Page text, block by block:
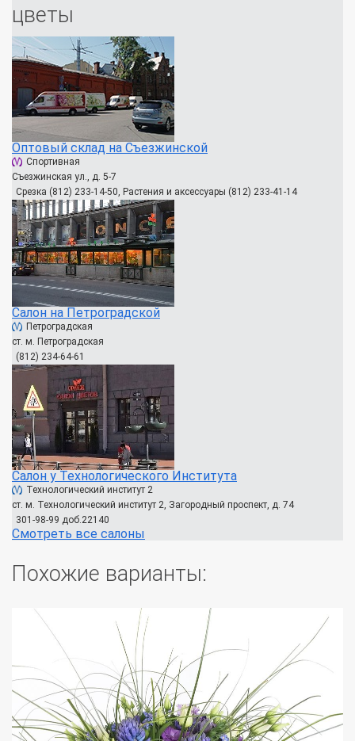
цветы
Оптовый склад на Съезжинской
Спортивная
Съезжинская ул., д. 5-7
Срезка (812) 233-14-50, Растения и аксессуары (812) 233-41-14
Салон на Петроградской
Петроградская
ст. м. Петроградская
(812) 234-64-61
Салон у Технологического Института
Технологический институт 2
ст. м. Технологический институт 2, Загородный проспект, д. 74
301-98-99 доб.22140
Смотреть все салоны
Похожие варианты: